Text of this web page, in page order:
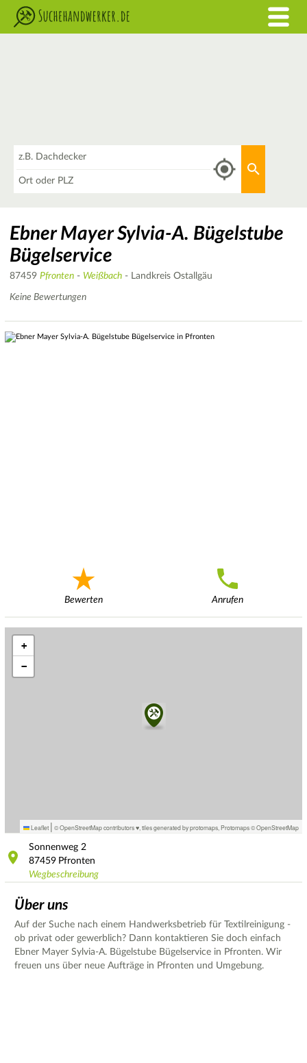
Ebner Mayer Sylvia-A. Bügelstube
Bügelservice
87459 Pfronten - Weißbach - Landkreis Ostallgäu
Keine Bewertungen
Bewerten Anrufen
+
−
Leaflet | © OpenStreetMap contributors ♥, tiles generated by protomaps Protomaps©OpenStreetMap
Sonnenweg 2
87459 Pfronten
Wegbeschreibung
Über uns
Auf der Suche nach einem Handwerksbetrieb für Textilreinigung -
ob privat oder gewerblich? Dann kontaktieren Sie doch einfach
Ebner Mayer Sylvia-A. Bügelstube Bügelservice in Pfronten. Wir
freuen uns über neue Aufträge in Pfronten und Umgebung.